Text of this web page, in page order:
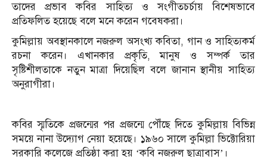
তাদের প্রভাব কবির সাহিত্য ও সংগীতচর্চায় বিশেষভাবে
প্রতিফলিত হয়েছে বলে মনে করেন গবেষকরা।
কুমিল্লায় অবস্থানকালে নজরুল অসংখ্য কবিতা, গান ও সাহিত্যকর্ম
রচনা করেন। এখানকার প্রকৃতি, মানুষ ও সম্পর্ক তার
সৃষ্টিশীলতাকে নতুন মাত্রা দিয়েছিল বলে জানান স্থানীয় সাহিত্য
অনুরাগীরা।
কবির স্মৃতিকে প্রজন্মের পর প্রজন্মে পৌঁছে দিতে কুমিল্লায় বিভিন্ন
সময়ে নানা উদ্যোগ নেয়া হয়েছে। ১৯৬০ সালে কুমিল্লা ভিক্টোরিয়া
সরকারি কলেজে প্রতিষ্ঠা করা হয় ‘কবি নজরুল ছাত্রাবাস’।